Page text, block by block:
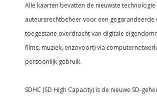
Alle kaarten bevatten de nieuwste
auteursrechtbeheer voor een gegarandeerde
toegestane overdracht van digitale
films, muziek, enzovoort) via
persoonlijk gebruik.
SDHC (SD High Capacity) is de nieuwe SD-